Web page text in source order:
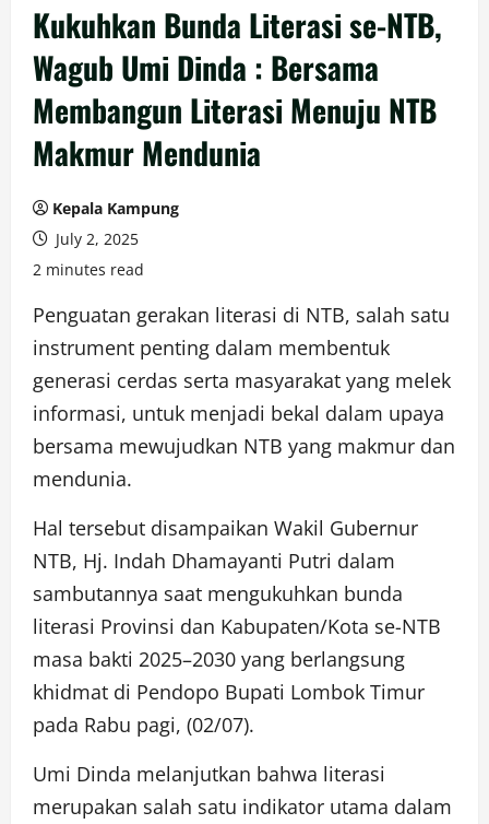
Kukuhkan Bunda Literasi se-NTB,
Wagub Umi Dinda : Bersama
Membangun Literasi Menuju NTB
Makmur Mendunia
Kepala Kampung
July 2, 2025
2 minutes read
Penguatan gerakan literasi di NTB, salah satu
instrument penting dalam membentuk
generasi cerdas serta masyarakat yang melek
informasi, untuk menjadi bekal dalam upaya
bersama mewujudkan NTB yang makmur dan
mendunia.
Hal tersebut disampaikan Wakil Gubernur
NTB, Hj. Indah Dhamayanti Putri dalam
sambutannya saat mengukuhkan bunda
literasi Provinsi dan Kabupaten/Kota se-NTB
masa bakti 2025–2030 yang berlangsung
khidmat di Pendopo Bupati Lombok Timur
pada Rabu pagi, (02/07).
Umi Dinda melanjutkan bahwa literasi
merupakan salah satu indikator utama dalam